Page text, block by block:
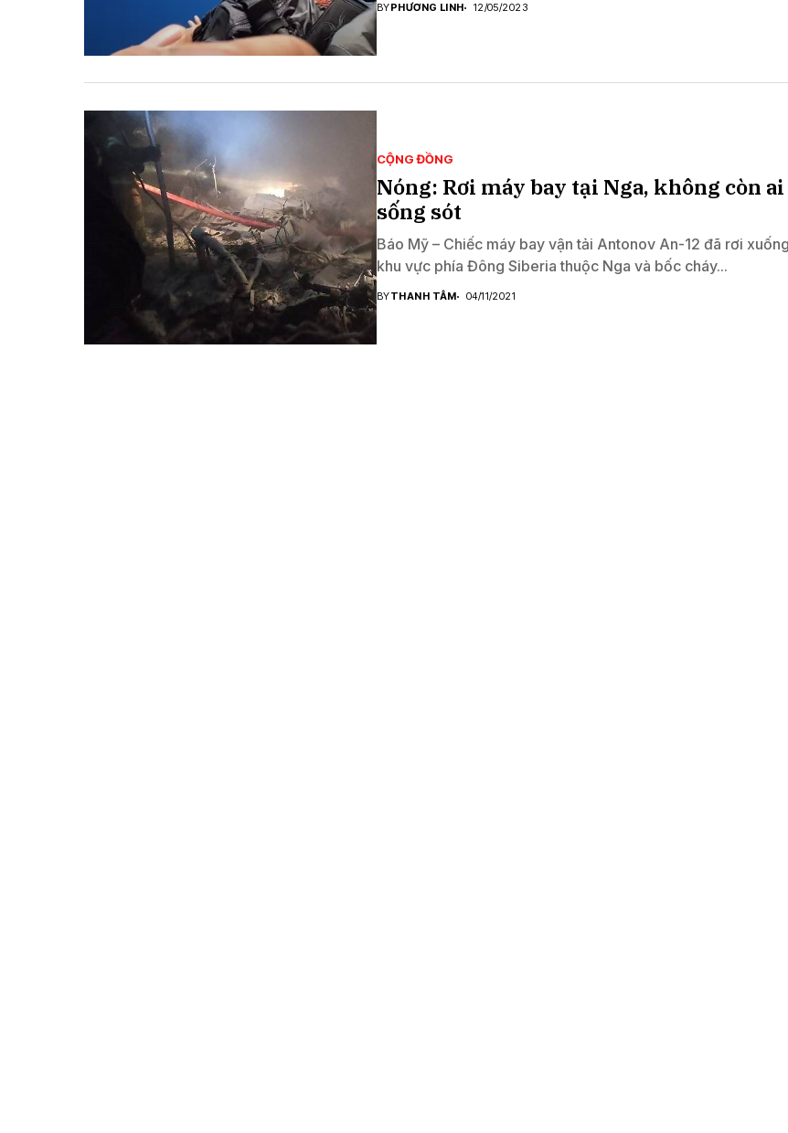
BYPHƯƠNG LINH 12/05/2023
CỘNG ĐỒNG
Nóng: Rơi máy bay tại Nga, không còn ai
sống sót
Báo Mỹ – Chiếc máy bay vận tải Antonov An-12 đã rơi xuống
khu vực phía Đông Siberia thuộc Nga và bốc cháy...
BYTHANH TÂM 04/11/2021